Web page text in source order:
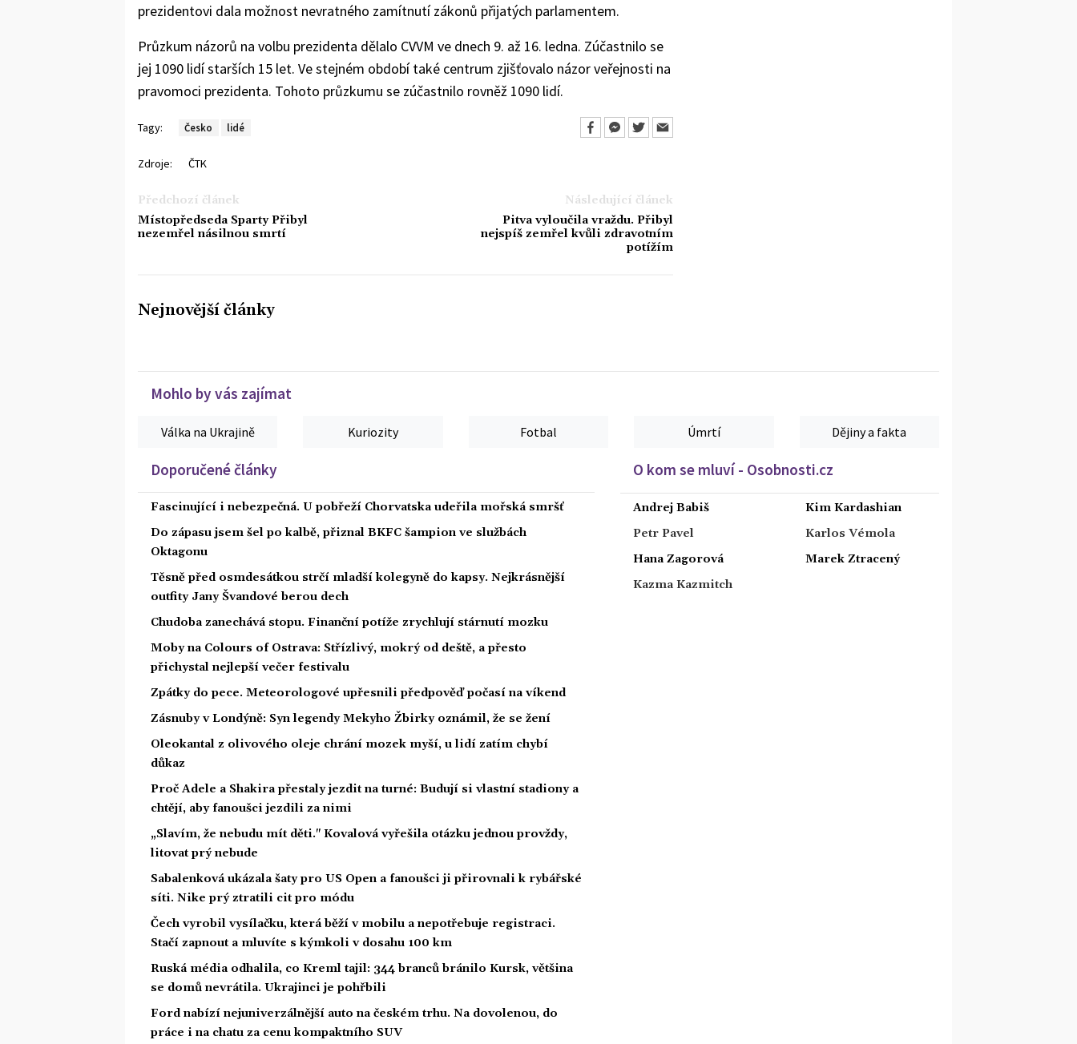
prezidentovi dala možnost nevratného zamítnutí zákonů přijatých parlamentem.
Průzkum názorů na volbu prezidenta dělalo CVVM ve dnech 9. až 16. ledna. Zúčastnilo se
jej 1090 lidí starších 15 let. Ve stejném období také centrum zjišťovalo názor veřejnosti na
pravomoci prezidenta. Tohoto průzkumu se zúčastnilo rovněž 1090 lidí.
Tagy: Česko lidé
Zdroje: ČTK
Předchozí článek
Místopředseda Sparty Přibyl
nezemřel násilnou smrtí
Následující článek
Pitva vyloučila vraždu. Přibyl
nejspíš zemřel kvůli zdravotním
potížím
Nejnovější články
Mohlo by vás zajímat
Válka na Ukrajině Kuriozity Fotbal Úmrtí Dějiny a fakta
Doporučené články
Fascinující i nebezpečná. U pobřeží Chorvatska udeřila mořská smršť
Do zápasu jsem šel po kalbě, přiznal BKFC šampion ve službách
Oktagonu
Těsně před osmdesátkou strčí mladší kolegyně do kapsy. Nejkrásnější
outfity Jany Švandové berou dech
Chudoba zanechává stopu. Finanční potíže zrychlují stárnutí mozku
Moby na Colours of Ostrava: Střízlivý, mokrý od deště, a přesto
přichystal nejlepší večer festivalu
Zpátky do pece. Meteorologové upřesnili předpověď počasí na víkend
Zásnuby v Londýně: Syn legendy Mekyho Žbirky oznámil, že se žení
Oleokantal z olivového oleje chrání mozek myší, u lidí zatím chybí
důkaz
Proč Adele a Shakira přestaly jezdit na turné: Budují si vlastní stadiony a
chtějí, aby fanoušci jezdili za nimi
„Slavím, že nebudu mít děti." Kovalová vyřešila otázku jednou provždy,
litovat prý nebude
Sabalenková ukázala šaty pro US Open a fanoušci ji přirovnali k rybářské
síti. Nike prý ztratili cit pro módu
Čech vyrobil vysílačku, která běží v mobilu a nepotřebuje registraci.
Stačí zapnout a mluvíte s kýmkoli v dosahu 100 km
Ruská média odhalila, co Kreml tajil: 344 branců bránilo Kursk, většina
se domů nevrátila. Ukrajinci je pohřbili
Ford nabízí nejuniverzálnější auto na českém trhu. Na dovolenou, do
práce i na chatu za cenu kompaktního SUV
O kom se mluví - Osobnosti.cz
Andrej Babiš
Petr Pavel
Hana Zagorová
Kazma Kazmitch
Kim Kardashian
Karlos Vémola
Marek Ztracený